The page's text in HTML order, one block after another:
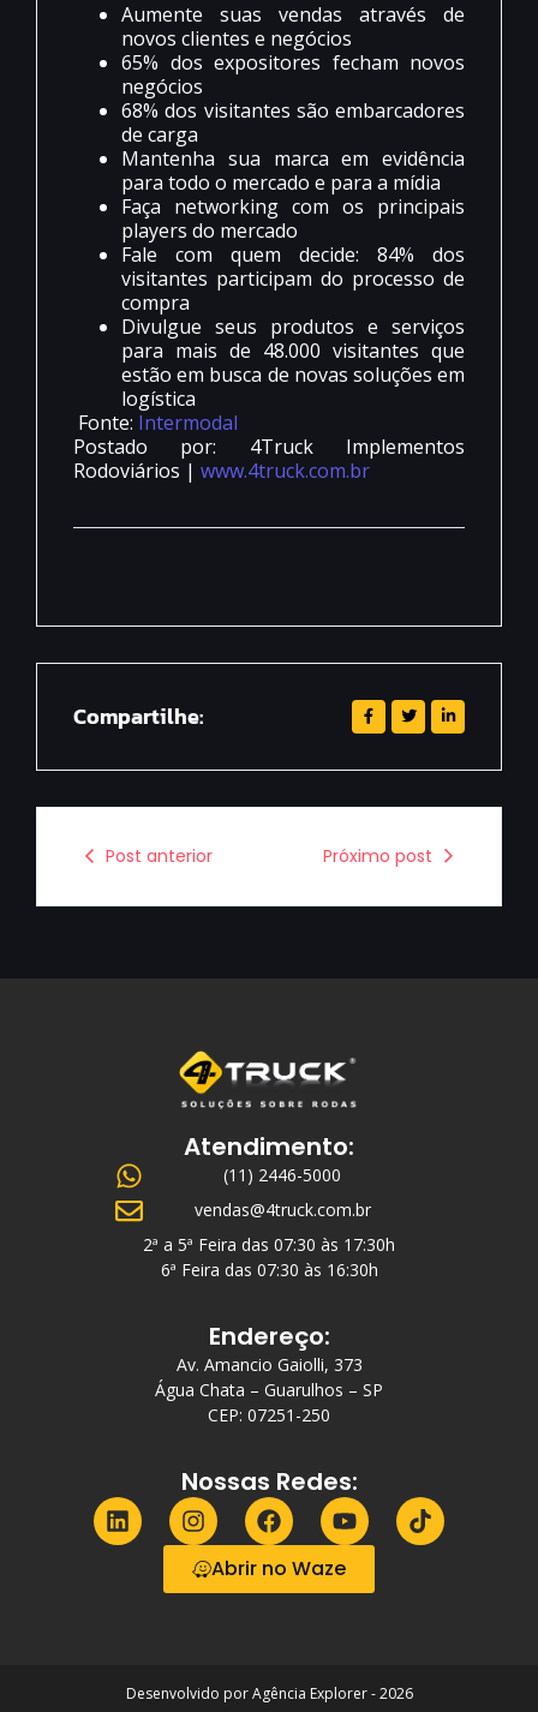
Aumente suas vendas através de
novos clientes e negócios
65% dos expositores fecham novos
negócios
68% dos visitantes são embarcadores
de carga
Mantenha sua marca em evidência
para todo o mercado e para a mídia
Faça networking com os principais
players do mercado
Fale com quem decide: 84% dos
visitantes participam do processo de
compra
Divulgue seus produtos e serviços
para mais de 48.000 visitantes que
estão em busca de novas soluções em
logística
Fonte: Intermodal
Postado por: 4Truck Implementos
Rodoviários | www.4truck.com.br
Compartilhe:
Post anterior Próximo post
Atendimento:
(11) 2446-5000
vendas@4truck.com.br
2ª a 5ª Feira das 07:30 às 17:30h
6ª Feira das 07:30 às 16:30h
Endereço:
Av. Amancio Gaiolli, 373
Água Chata – Guarulhos – SP
CEP: 07251-250
Nossas Redes:
Abrir no Waze
Desenvolvido por Agência Explorer - 2026